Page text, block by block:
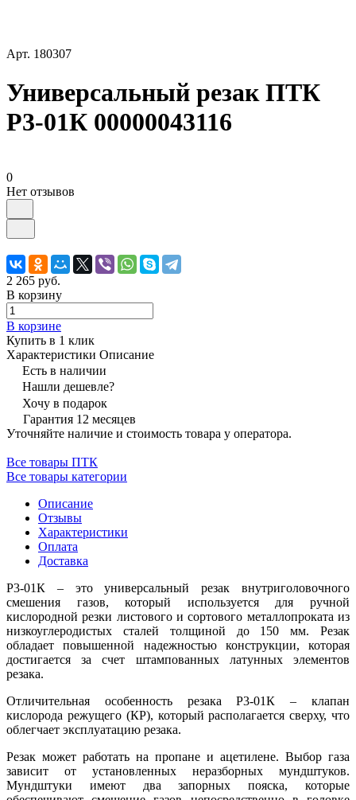
Арт. 180307
Универсальный резак ПТК
Р3-01К 00000043116
0
Нет отзывов
2 265 руб.
В корзину
В корзине
Купить в 1 клик
Характеристики Описание
Есть в наличии
Нашли дешевле?
Хочу в подарок
Гарантия 12 месяцев
Уточняйте наличие и стоимость товара у оператора.
Все товары ПТК
Все товары категории
Описание
Отзывы
Характеристики
Оплата
Доставка
Р3-01К – это универсальный резак внутриголовочного
смешения газов, который используется для ручной
кислородной резки листового и сортового металлопроката из
низкоуглеродистых сталей толщиной до 150 мм. Резак
обладает повышенной надежностью конструкции, которая
достигается за счет штампованных латунных элементов
резака.
Отличительная особенность резака Р3-01К – клапан
кислорода режущего (КР), который располагается сверху, что
облегчает эксплуатацию резака.
Резак может работать на пропане и ацетилене. Выбор газа
зависит от установленных неразборных мундштуков.
Мундштуки имеют два запорных пояска, которые